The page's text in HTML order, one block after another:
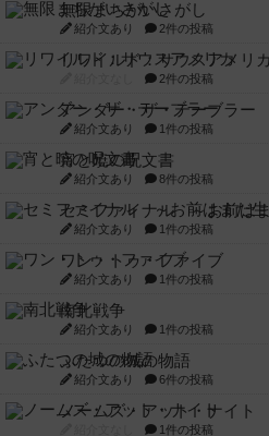
無限まちがいさがし
紹介文あり 2件の投稿
リワイルド：サウスアメリカ
2件の投稿
アンダー・ザ・テーブラー
紹介文あり 1件の投稿
宵と暁の呪文書
紹介文あり 8件の投稿
セミファイナル ～お前は
紹介文あり 1件の投稿
ワン・トゥ・ファイブ
紹介文あり 1件の投稿
南北戦争
紹介文あり 1件の投稿
ふたつの城の物語
紹介文あり 6件の投稿
ノームズ・アット・ナイト
1件の投稿